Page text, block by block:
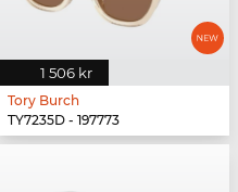
1 506 kr
Tory Burch
TY7235D - 197773